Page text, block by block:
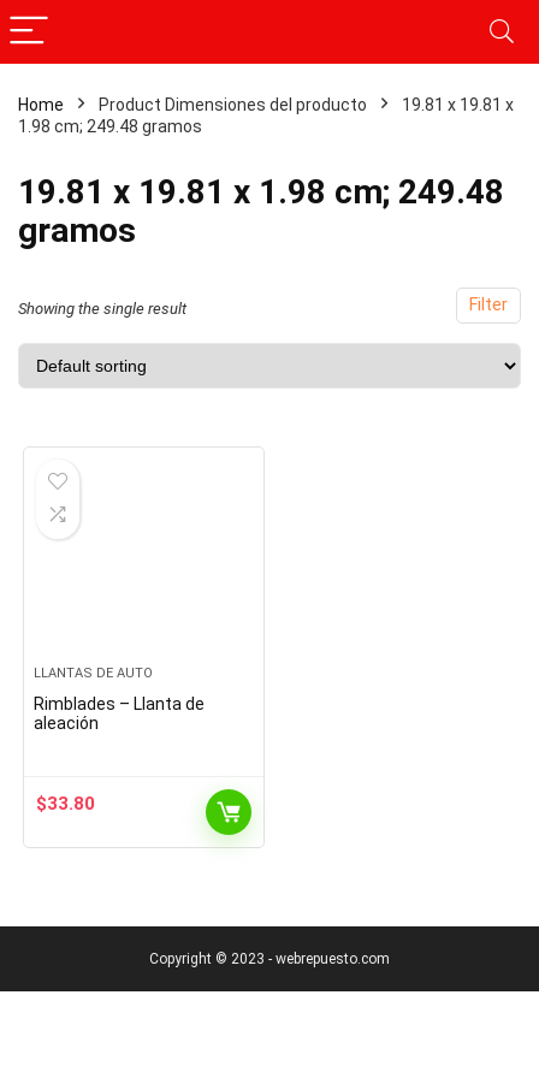
Home Product Dimensiones del producto
‎19.81 x 19.81 x
1.98 cm; 249.48 gramos
‎19.81 x 19.81 x 1.98 cm; 249.48
gramos
Filter
Showing the single result
LLANTAS DE AUTO
Rimblades – Llanta de
aleación
$33.80
Copyright © 2023 - webrepuesto.com